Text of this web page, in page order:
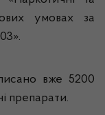
умовах за
вже 5200
препарати.